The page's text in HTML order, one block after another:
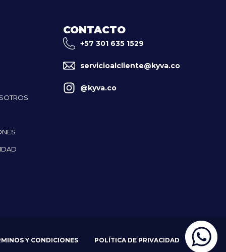
CONTACTO
+57 301 635 1529
servicioalcliente@kyva.co
@kyva.co
Y CONDICIONES POLÍTICA DE PRIVACIDAD